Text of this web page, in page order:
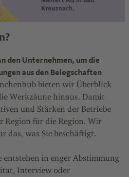
den Unternehmen, um die
aus den Belegschaften
bieten wir Überblick
Werkzäune hinaus. Damit
und Stärken der Betriebe
Region für die Region. Wir
das, was Sie beschäftigt.
in enger Abstimmung
Interview oder